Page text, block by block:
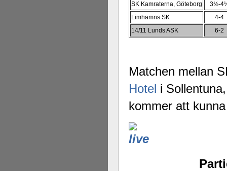
SK Kamraterna, Göteborg
3½-
Limhamns SK
4-4
14/11 Lunds ASK
6-2
Matchen mellan
Hotel i
kommer att